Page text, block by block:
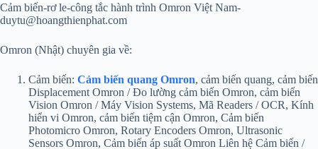
Cảm biến-rơ le-công tắc hành trình Omron Việt Nam-
duytu@hoangthienphat.com
Omron (Nhật) chuyên gia về:
Cảm biến: Cảm biến quang Omron, cảm biến quang, cảm biến
Displacement Omron / Đo lường cảm biến Omron, cảm biến
Vision Omron / Máy Vision Systems, Mã Readers / OCR, Kính
hiển vi Omron, cảm biến tiệm cận Omron, Cảm biến
Photomicro Omron, Rotary Encoders Omron, Ultrasonic
Sensors Omron, Cảm biến áp suất Omron Liên hệ Cảm biến /